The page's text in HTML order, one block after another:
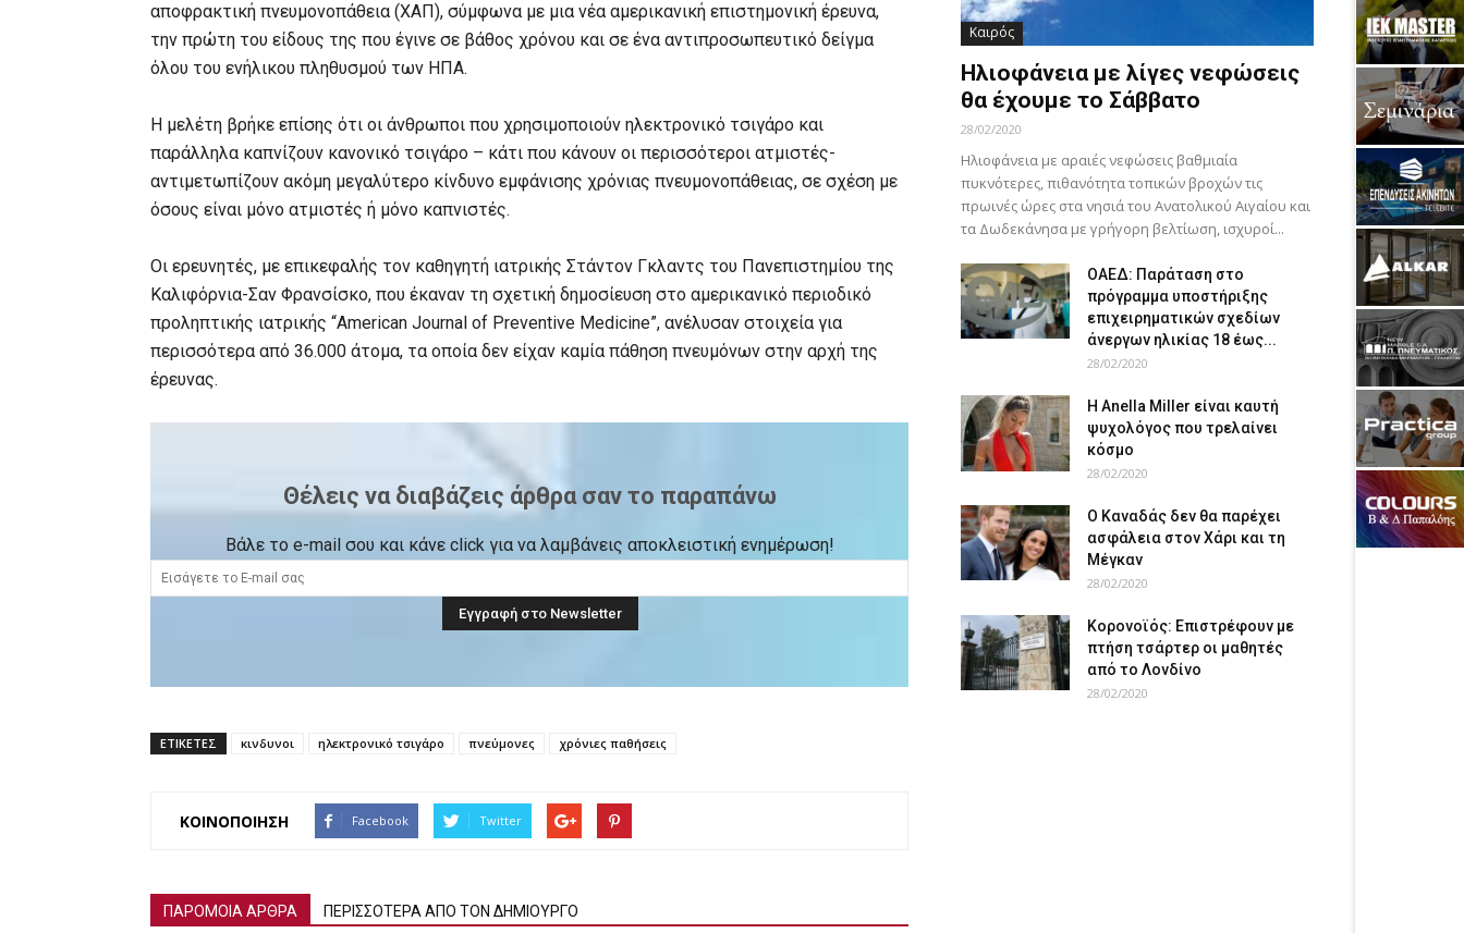
αποφρακτική πνευμονοπάθεια (ΧΑΠ), σύμφωνα με μια νέα αμερικανική επιστημονική έρευνα,
την πρώτη του είδους της που έγινε σε βάθος χρόνου και σε ένα αντιπροσωπευτικό δείγμα
όλου του ενήλικου πληθυσμού των ΗΠΑ.
Η μελέτη βρήκε επίσης ότι οι άνθρωποι που χρησιμοποιούν ηλεκτρονικό τσιγάρο και
παράλληλα καπνίζουν κανονικό τσιγάρο – κάτι που κάνουν οι περισσότεροι ατμιστές-
αντιμετωπίζουν ακόμη μεγαλύτερο κίνδυνο εμφάνισης χρόνιας πνευμονοπάθειας, σε σχέση με
όσους είναι μόνο ατμιστές ή μόνο καπνιστές.
Οι ερευνητές, με επικεφαλής τον καθηγητή ιατρικής Στάντον Γκλαντς του Πανεπιστημίου της
Καλιφόρνια-Σαν Φρανσίσκο, που έκαναν τη σχετική δημοσίευση στο αμερικανικό περιοδικό
προληπτικής ιατρικής “American Journal of Preventive Medicine”, ανέλυσαν στοιχεία για
περισσότερα από 36.000 άτομα, τα οποία δεν είχαν καμία πάθηση πνευμόνων στην αρχή της
έρευνας.
Θέλεις να διαβάζεις άρθρα σαν το παραπάνω
Βάλε το e-mail σου και κάνε click για να λαμβάνεις αποκλειστική ενημέρωση!
ΕΤΙΚΕΤΕΣ κινδυνοι ηλεκτρονικό τσιγάρο πνεύμονες χρόνιες παθήσεις
ΚΟΙΝΟΠΟΙΗΣΗ Facebook Twitter
ΠΑΡΟΜΟΙΑ ΑΡΘΡΑ ΠΕΡΙΣΣΟΤΕΡΑ ΑΠΟ ΤΟΝ ΔΗΜΙΟΥΡΓΟ
Καιρός
Ηλιοφάνεια με λίγες νεφώσεις
θα έχουμε το Σάββατο
28/02/2020
Ηλιοφάνεια με αραιές νεφώσεις βαθμιαία
πυκνότερες, πιθανότητα τοπικών βροχών τις
πρωινές ώρες στα νησιά του Ανατολικού Αιγαίου και
τα Δωδεκάνησα με γρήγορη βελτίωση, ισχυροί...
ΟΑΕΔ: Παράταση στο
πρόγραμμα υποστήριξης
επιχειρηματικών σχεδίων
άνεργων ηλικίας 18 έως...
28/02/2020
Η Anella Miller είναι καυτή
ψυχολόγος που τρελαίνει
κόσμο
28/02/2020
Ο Καναδάς δεν θα παρέχει
ασφάλεια στον Χάρι και τη
Μέγκαν
28/02/2020
Κορονοϊός: Επιστρέφουν με
πτήση τσάρτερ οι μαθητές
από το Λονδίνο
28/02/2020